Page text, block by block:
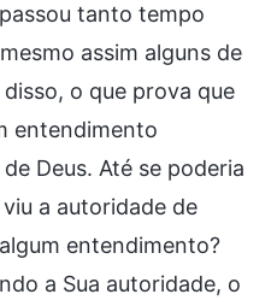
tanto tempo
assim alguns de
o que prova que
entendimento
Deus. Até se poderia
a autoridade de
entendimento?
a Sua autoridade, o